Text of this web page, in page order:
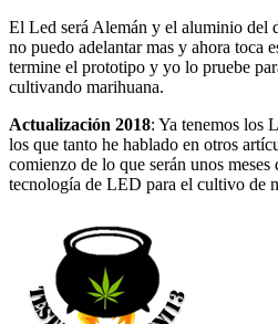
El Led será Alemán y el aluminio del
no puedo adelantar mas y ahora toca
termine el prototipo y yo lo pruebe
cultivando marihuana.
Actualización 2018: Ya tenemos los
los que tanto he hablado en otros
comienzo de lo que serán unos meses
tecnología de LED para el cultivo de